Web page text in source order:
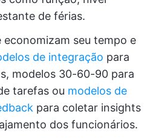
de férias.
economizam seu tempo e
de integração para
modelos 30-60-90 para
tarefas ou modelos de
para coletar insights
dos funcionários.